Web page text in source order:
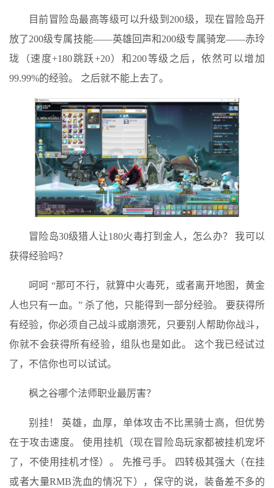
目前冒险岛最高等级可以升级到200级，现在冒险岛开
放了200级专属技能——英雄回声和200级专属骑宠——赤玲
珑（速度+180跳跃+20）和200等级之后，依然可以增加
99.99%的经验。 之后就不能上去了。
冒险岛30级猎人让180火毒打到金人，怎么办？ 我可以
获得经验吗？
呵呵 “那可不行，就算中火毒死，或者离开地图，黄金
人也只有一血。” 杀了他，只能得到一部分经验。 要获得所
有经验，你必须自己战斗或崩溃死，只要别人帮助你战斗，
你就不会获得所有经验，组队也是如此。 这个我已经试过
了，不信你也可以试试。
枫之谷哪个法师职业最厉害？
别挂！ 英雄，血厚，单体攻击不比黑骑士高，但优势
在于攻击速度。 使用挂机（现在冒险岛玩家都被挂机宠坏
了，不使用挂机才怪）。 先推弓手。 四转极其强大（在挂
或者大量RMB洗血的情况下），保守的说，装备差不多的